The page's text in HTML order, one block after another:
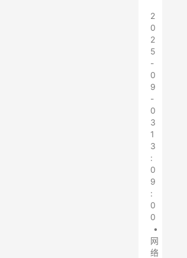
2
0
2
5
-
0
9
-
0
3
1
3
:
0
9
:
0
0
•
网
络